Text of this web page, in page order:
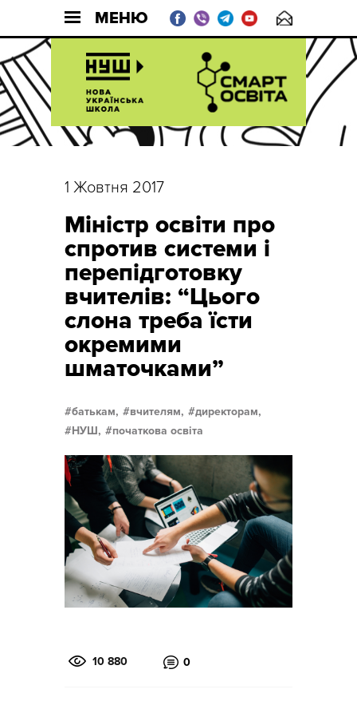
МЕНЮ
1 Жовтня 2017
Міністр освіти про
спротив системи і
перепідготовку
вчителів: “Цього
слона треба їсти
окремими
шматочками”
батькам, вчителям,
директорам,
НУШ,
початкова освіта
10 880 0